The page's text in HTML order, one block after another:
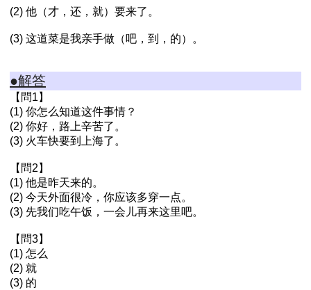
(2) 他（才，还，就）要来了。
(3) 这道菜是我亲手做（吧，到，的）。
●解答
【問1】
(1) 你怎么知道这件事情？
(2) 你好，路上辛苦了。
(3) 火车快要到上海了。
【問2】
(1) 他是昨天来的。
(2) 今天外面很冷，你应该多穿一点。
(3) 先我们吃午饭，一会儿再来这里吧。
【問3】
(1) 怎么
(2) 就
(3) 的